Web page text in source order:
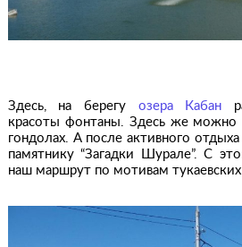
Здесь, на берегу озера Кабан
красоты фонтаны. Здесь же можно
гондолах. А после активного
памятнику “Загадки Шурале”. С
наш маршрут по мотивам тукаевских